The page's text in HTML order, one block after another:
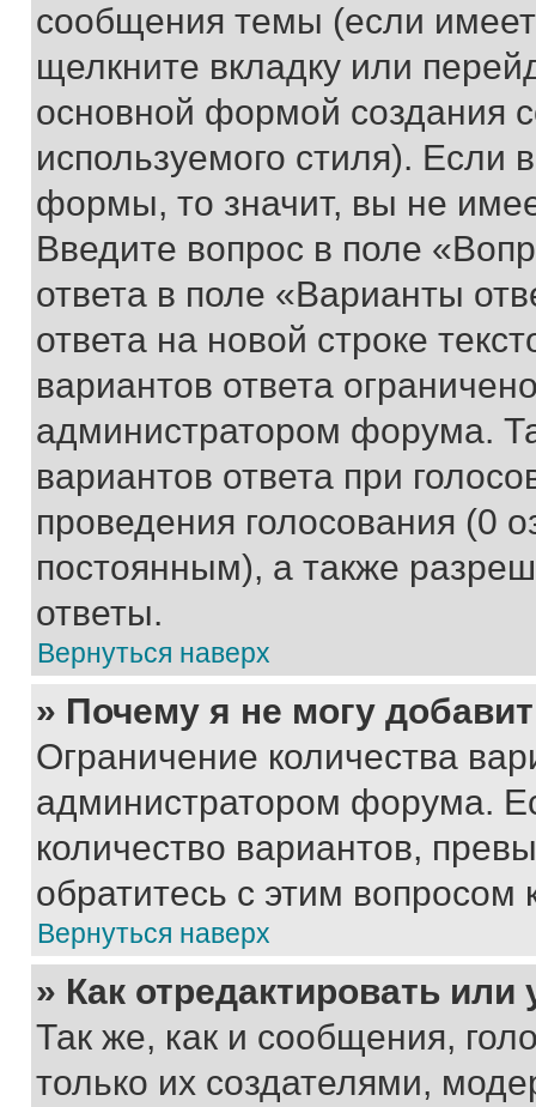
сообщения темы (если
щелкните вкладку или
основной формой создания
используемого стиля). Если
формы, то значит, вы не
Введите вопрос в поле
ответа в поле «Варианты
ответа на новой строке
вариантов ответа
администратором форума.
вариантов ответа при
проведения голосования (0
постоянным), а также
ответы.
Вернуться наверх
» Почему я не могу
Ограничение количества
администратором форума.
количество вариантов,
обратитесь с этим вопросом
Вернуться наверх
» Как отредактировать
Так же, как и сообщения,
только их создателями,